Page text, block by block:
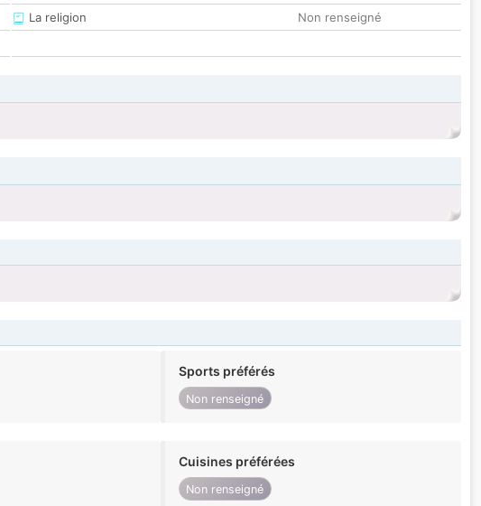
La religion
Non renseigné
Sports préférés
Non renseigné
Cuisines préférées
Non renseigné